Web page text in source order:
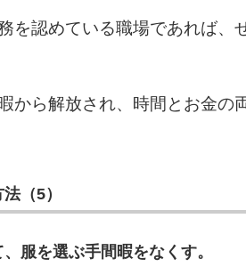
を認めている職場であれば、
から解放され、時間とお金の
（5）
服を選ぶ手間暇をなくす。